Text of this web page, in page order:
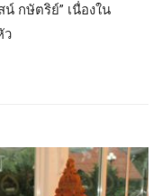
กษัตริย์” เนื่องใน
ว